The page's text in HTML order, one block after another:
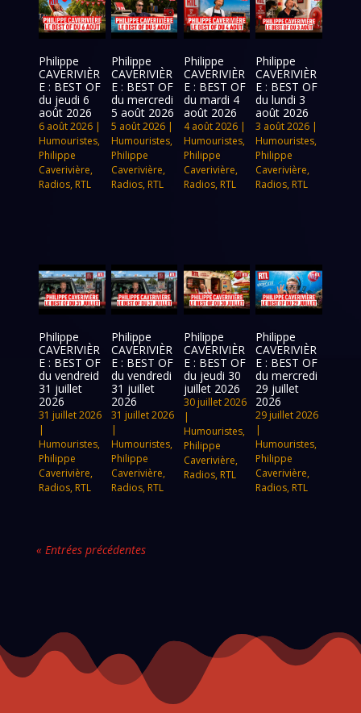
Philippe
CAVERIVIÈR
E : BEST OF
du jeudi 6
août 2026
6 août 2026 |
Humouristes,
Philippe
Caverivière,
Radios, RTL
Philippe
CAVERIVIÈR
E : BEST OF
du mercredi
5 août 2026
5 août 2026|
Humouristes,
Philippe
Caverivière,
Radios, RTL
Philippe
CAVERIVIÈR
E : BEST OF
du mardi 4
août 2026
4 août 2026|
Humouristes,
Philippe
Caverivière,
Radios, RTL
Philippe
CAVERIVIÈR
E : BEST OF
du lundi 3
août 2026
3 août 2026 |
Humouristes,
Philippe
Caverivière,
Radios, RTL
Philippe
CAVERIVIÈR
E : BEST OF
du vendreid
31 juillet
2026
31 juillet 2026
|
Humouristes,
Philippe
Caverivière,
Radios, RTL
Philippe
CAVERIVIÈR
E : BEST OF
du vendredi
31 juillet
2026
31 juillet 2026
|
Humouristes,
Philippe
Caverivière,
Radios, RTL
Philippe
CAVERIVIÈR
E : BEST OF
du jeudi 30
juillet 2026
30 juillet 2026
|
Humouristes,
Philippe
Caverivière,
Radios, RTL
Philippe
CAVERIVIÈR
E : BEST OF
du mercredi
29 juillet
2026
29 juillet 2026
|
Humouristes,
Philippe
Caverivière,
Radios, RTL
« Entrées précédentes